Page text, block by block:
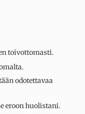
toivottomasti.
odotettavaa
eroon huolistani.